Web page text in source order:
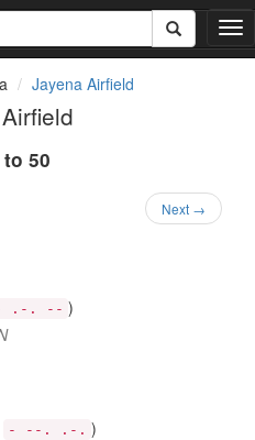
T
o
Jayena Airfield
50
Next →
.-. -- )
- --. .-. )